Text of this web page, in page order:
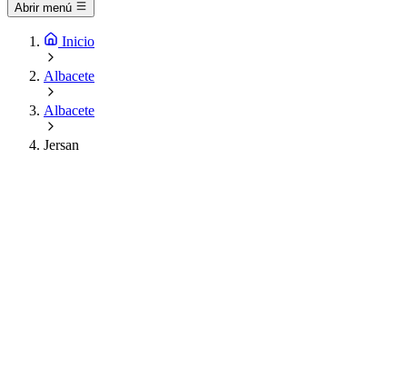
Abrir menú
Inicio
Albacete
Albacete
Jersan